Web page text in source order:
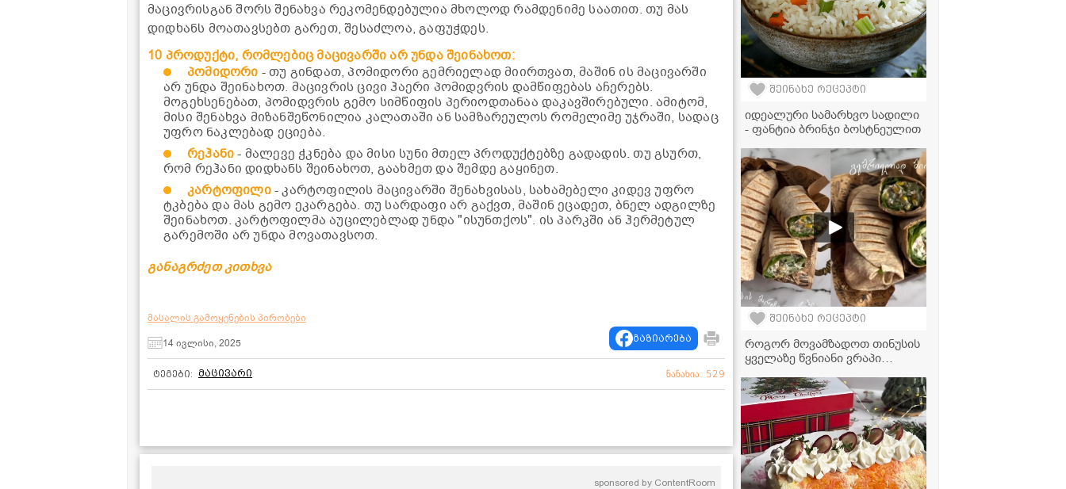
მაცივრისგან შორს შენახვა რეკომენდებულია მხოლოდ რამდენიმე საათით. თუ მას
დიდხანს მოათავსებთ გარეთ, შესაძლოა, გაფუჭდეს.
10 პროდუქტი, რომლებიც მაცივარში არ უნდა შეინახოთ:
პომიდორი - თუ გინდათ, პომიდორი გემრიელად მიირთვათ, მაშინ ის მაცივარში
არ უნდა შეინახოთ. მაცივრის ცივი ჰაერი პომიდვრის დამწიფებას აჩერებს.
მოგეხსენებათ, პომიდვრის გემო სიმწიფის პერიოდთანაა დაკავშირებული. ამიტომ,
მისი შენახვა მიზანშეწონილია კალათაში ან სამზარეულოს რომელიმე უჯრაში, სადაც
უფრო ნაკლებად ეციება.
რეჰანი- მალევე ჭკნება და მისი სუნი მთელ პროდუქტებზე გადადის. თუ გსურთ,
რომ რეჰანი დიდხანს შეინახოთ, გაახმეთ და შემდე გაყინეთ.
კარტოფილი- კარტოფილის მაცივარში შენახვისას, სახამებელი კიდევ უფრო
ტკბება და მას გემო ეკარგება. თუ სარდაფი არ გაქვთ, მაშინ ეცადეთ, ბნელ ადგილზე
შეინახოთ. კარტოფილმა აუცილებლად უნდა "ისუნთქოს". ის პარკში ან ჰერმეტულ
გარემოში არ უნდა მოვათავსოთ.
განაგრძეთ კითხვა
მასალის გამოყენების პირობები
14 ივლისი, 2025
გაზიარება
ტეგები: მაცივარი ნანახია: 529
sponsored by ContentRoom
შეინახე რეცეპტი
იდეალური სამარხვო სადილი
- ფანტია ბრინჯი ბოსტნეულით
შეინახე რეცეპტი
როგორ მოვამზადოთ თინუსის
ყველაზე წვნიანი ვრაპი
საიდუმლო დრესინგის
რეცეპტი, რომელიც გემოს
სრულად ცვლის!